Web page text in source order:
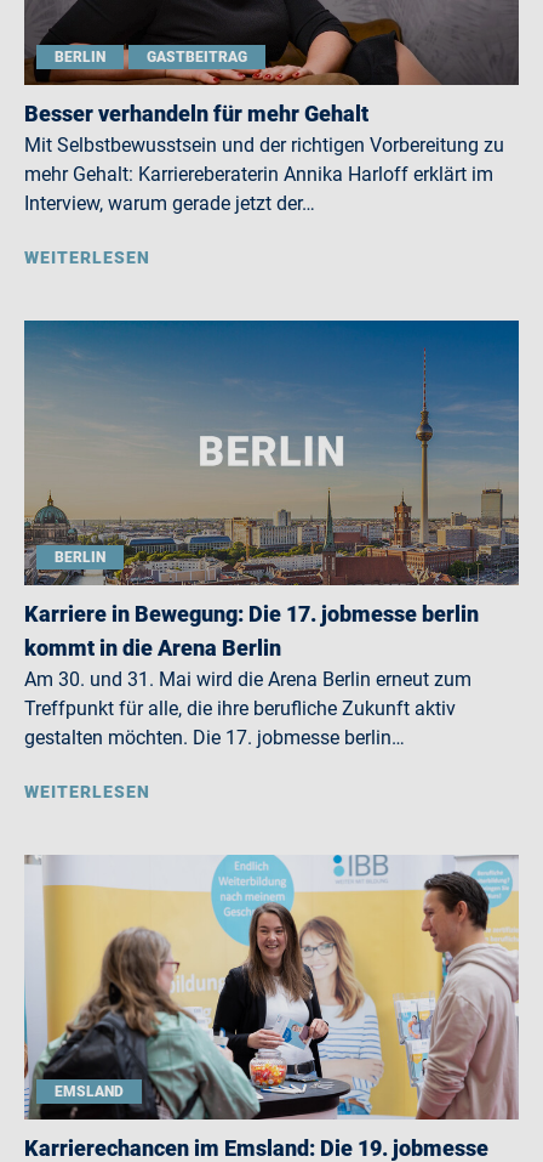
BERLIN GASTBEITRAG
Besser verhandeln für mehr Gehalt
Mit Selbstbewusstsein und der richtigen Vorbereitung zu
mehr Gehalt: Karriereberaterin Annika Harloff erklärt im
Interview, warum gerade jetzt der…
WEITERLESEN
BERLIN
Karriere in Bewegung: Die 17. jobmesse berlin
kommt in die Arena Berlin
Am 30. und 31. Mai wird die Arena Berlin erneut zum
Treffpunkt für alle, die ihre berufliche Zukunft aktiv
gestalten möchten. Die 17. jobmesse berlin…
WEITERLESEN
EMSLAND
Karrierechancen im Emsland: Die 19. jobmesse